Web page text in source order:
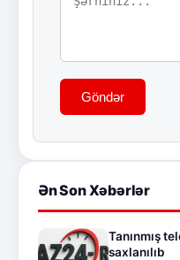
Göndər
Ən Son Xəbərlər
Tanınmış
saxlanılıb